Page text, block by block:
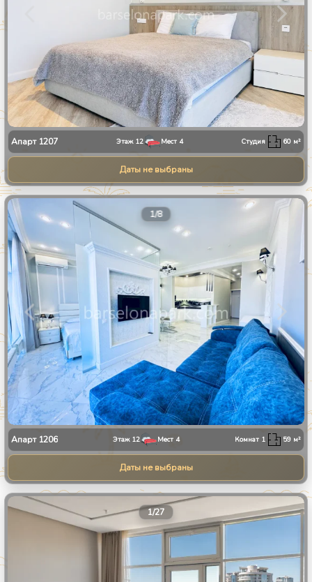
Апарт 1207 Этаж 12 Мест 4 Студия 60 м²
Даты не выбраны
1/8
Апарт 1206 Этаж 12 Мест 4 Комнат 1 59 м²
Даты не выбраны
1/27